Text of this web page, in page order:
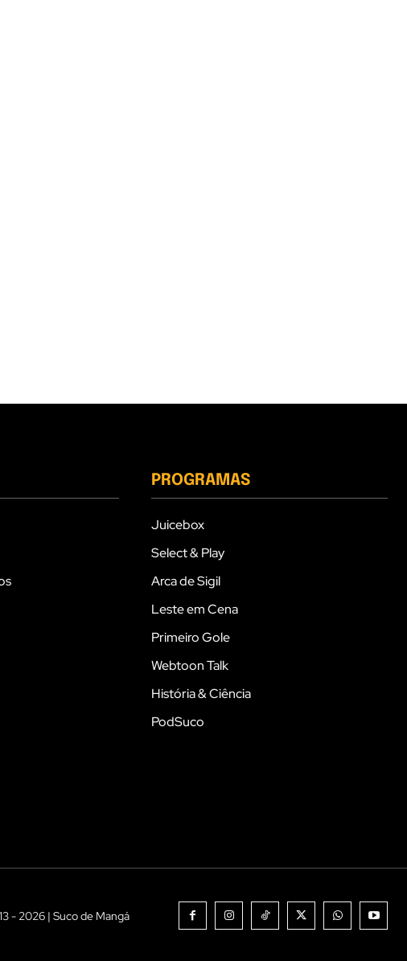
PROGRAMAS
Juicebox
Select & Play
Arca de Sigil
Leste em Cena
Primeiro Gole
Webtoon Talk
História & Ciência
PodSuco
- 2026 | Suco de Mangá